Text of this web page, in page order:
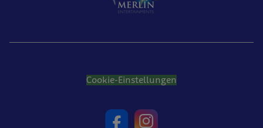
Cookie-Einstellungen